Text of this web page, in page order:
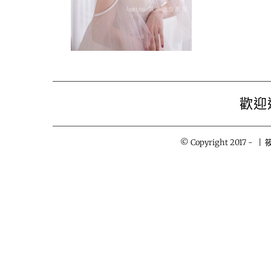
歡迎
© Copyright 2017 - |